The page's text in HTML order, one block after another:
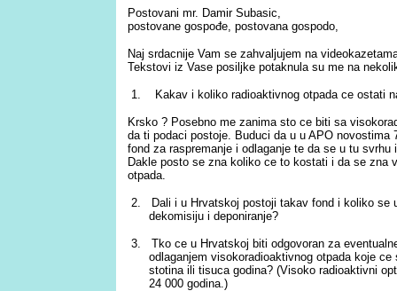
Postovani mr. Damir Subasic,
postovane gospođe, postovana gospodo,
Naj srdacnije Vam se zahvaljujem na
Tekstovi iz Vase posiljke potaknula su me na
1. Kakav i koliko radioaktivnog otpada ce ostati
Krsko ? Posebno me zanima sto ce biti sa
da ti podaci postoje. Buduci da u u APO novostima
fond za raspremanje i odlaganje te da se u tu
Dakle posto se zna koliko ce to kostati i da se zna
otpada.
2. Dali i u Hrvatskoj postoji takav fond i koliko se
dekomisiju i deponiranje?
3. Tko ce u Hrvatskoj biti odgovoran za
odlaganjem visokoradioaktivnog otpada koje
stotina ili tisuca godina? (Visoko radioaktivni
24 000 godina.)